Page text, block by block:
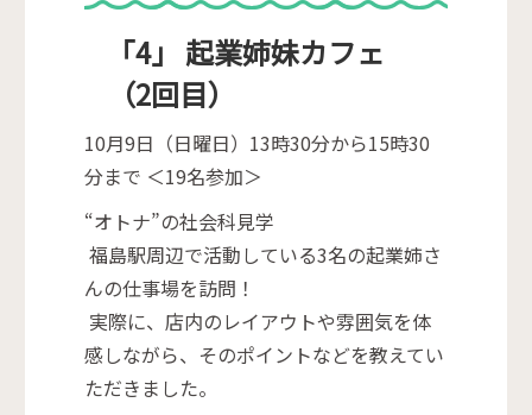
「4」 起業姉妹カフェ
（2回目）
10月9日（日曜日）13時30分から15時30
分まで ＜19名参加＞
“オトナ”の社会科見学
福島駅周辺で活動している3名の起業姉さ
んの仕事場を訪問！
実際に、店内のレイアウトや雰囲気を体
感しながら、そのポイントなどを教えてい
ただきました。